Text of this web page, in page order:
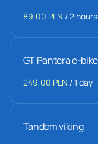
/
GT Pantera e-bike
/
Tandem viking